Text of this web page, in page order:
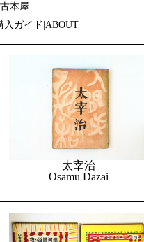
本屋
ガイド|ABOUT
太宰治
Osamu Dazai